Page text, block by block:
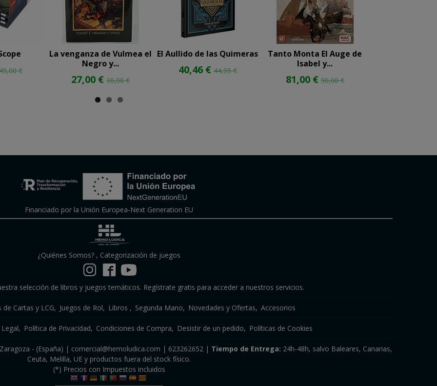
€
La venganza de Vulmea el
Negro y...
27,00 € 30,00 €
El Aullido de las Quimeras
40,46 € 44,95 €
Tanto Monta El Auge de
Isabel y...
81,00 € 90,00 €
Financiado por la Unión Europea-Next Generation EU
¿Quiénes Somos? , Categorización de juegos
selección de libros y juegos temáticos. Regístrate gratis para acceder a nuestros servicios.
de Cartas y LCG Juegos de Rol Libros Segunda Mano Novedades y Ofertas Accesorios
Política de Privacidad Condiciones de Compra Desistir de un pedido Políticas de Cookies
- (España) | comercial@hemoludica.com | 623262652 | Tiempo de Entrega: 24h-48h, salvo Baleares, Canarias,
Ceuta, Melilla, UE y productos fuera del stock físico.
(*) Precios con Impuestos incluidos